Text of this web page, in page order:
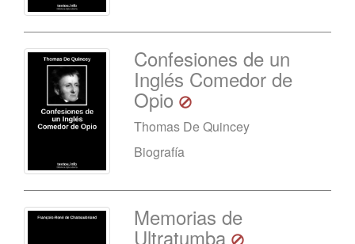
Confesiones de un
Inglés Comedor de
Opio
Thomas De Quincey
Biografía
Memorias de
Ultratumba